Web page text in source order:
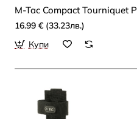
M-Tac Compact Tourniquet
16.99 € (33.23лв.)
Купи